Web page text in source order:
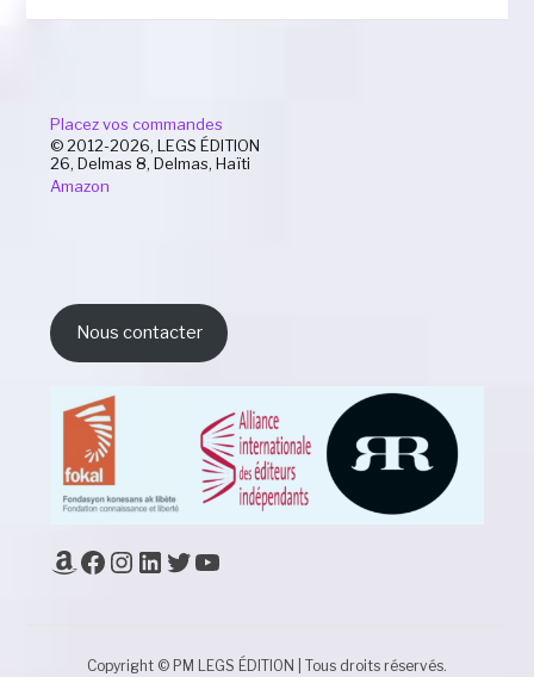
Placez vos commandes
© 2012-2026, LEGS ÉDITION
26, Delmas 8, Delmas, Haïti
Amazon
Nous contacter
Amazon
Facebook
Instagram
LinkedIn
Twitter
Copyright © PM LEGS ÉDITION | Tous droits réservés.